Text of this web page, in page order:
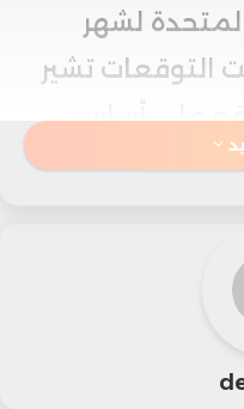
لشهر
التوقعات تشير
على أساس
لبيانات